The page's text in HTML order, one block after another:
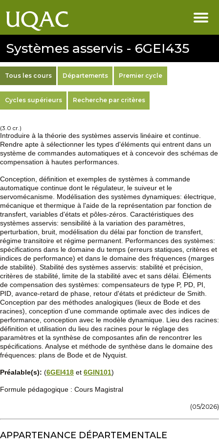
Systèmes asservis - 6GEI435
Tous les cours Départements Premier cycle
Cycles supérieurs Recherche par critères
(3.0 cr.)
Introduire à la théorie des systèmes asservis linéaire et continue.
Rendre apte à sélectionner les types d'éléments qui entrent dans un
système de commandes automatiques et à concevoir des schémas de
compensation à hautes performances.
Conception, définition et exemples de systèmes à commande
automatique continue dont le régulateur, le suiveur et le
servomécanisme. Modélisation des systèmes dynamiques: électrique,
mécanique et thermique à l'aide de la représentation par fonction de
transfert, variables d'états et pôles-zéros. Caractéristiques des
systèmes asservis: sensibilité à la variation des paramètres,
perturbation, bruit, modélisation du délai par fonction de transfert,
régime transitoire et régime permanent. Performances des systèmes:
spécifications dans le domaine du temps (erreurs statiques, critères et
indices de performance) et dans le domaine des fréquences (marges
de stabilité). Stabilité des systèmes asservis: stabilité et précision,
critères de stabilité, limite de la stabilité avec et sans délai. Éléments
de compensation des systèmes: compensateurs de type P, PD, PI,
PID, avance-retard de phase, retour d'états et prédicteur de Smith.
Conception par des méthodes analogiques (lieux de Bode et des
racines), conception d'une commande optimale avec des indices de
performance, conception avec le modèle dynamique. Lieu des racines:
définition et utilisation du lieu des racines pour le réglage des
paramètres et la synthèse de composantes afin de rencontrer les
spécifications. Analyse et méthode de synthèse dans le domaine des
fréquences: plans de Bode et de Nyquist.
Préalable(s): (6GEI418 et 6GIN101)
Formule pédagogique : Cours Magistral
(05/2026)
APPARTENANCE DÉPARTEMENTALE